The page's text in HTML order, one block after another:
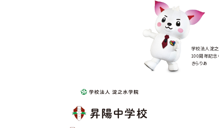
学校法人淀
100周年記念
きらりあ